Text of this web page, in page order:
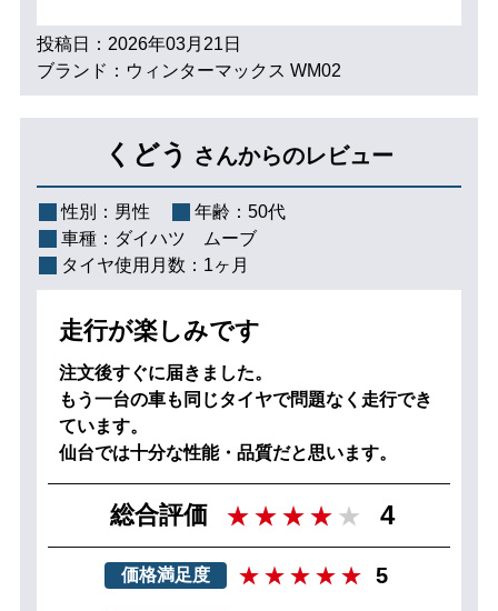
投稿日：2026年03月21日
ブランド：ウィンターマックス WM02
くどう さんからのレビュー
性別： 男性 年齢： 50代
車種： ダイハツ ムーブ
タイヤ使用月数： 1ヶ月
走行が楽しみです
注文後すぐに届きました。
もう一台の車も同じタイヤで問題なく走行でき
ています。
仙台では十分な性能・品質だと思います。
総合評価 4
価格満足度 5